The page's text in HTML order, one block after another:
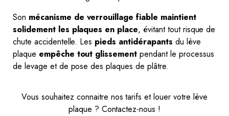
Son mécanisme de verrouillage fiable maintient
solidement les plaques en place, évitant tout risque de
chute accidentelle. Les pieds antidérapants du lève
plaque empêche tout glissement pendant le processus
de levage et de pose des plaques de plâtre.
Vous souhaitez connaitre nos tarifs et louer votre lève
plaque ? Contactez-nous !